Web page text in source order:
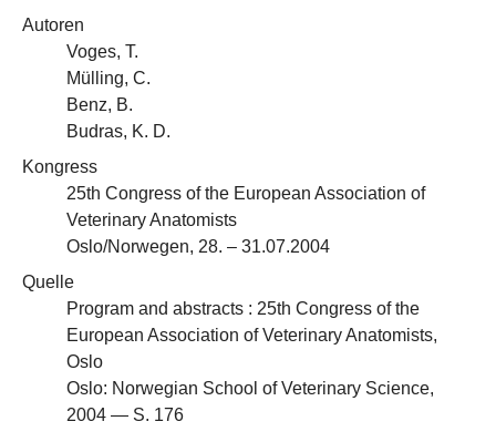
Autoren
Voges, T.
Mülling, C.
Benz, B.
Budras, K. D.
Kongress
25th Congress of the European Association of
Veterinary Anatomists
Oslo/Norwegen, 28. – 31.07.2004
Quelle
Program and abstracts : 25th Congress of the
European Association of Veterinary Anatomists,
Oslo
Oslo: Norwegian School of Veterinary Science,
2004 — S. 176